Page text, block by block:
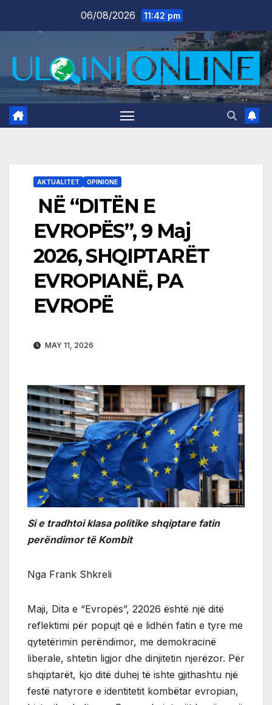
06/08/2026 11:42 pm
AKTUALITET OPINIONE
NË “DITËN E
EVROPËS”, 9 Maj
2026, SHQIPTARËT
EVROPIANË, PA
EVROPË
MAY 11, 2026
Si e tradhtoi klasa politike shqiptare fatin
perëndimor të Kombit
Nga Frank Shkreli
Maji, Dita e “Evropës”, 22026 është një ditë
reflektimi për popujt që e lidhën fatin e tyre me
qytetërimin perëndimor, me demokracinë
liberale, shtetin ligjor dhe dinjitetin njerëzor. Për
shqiptarët, kjo ditë duhej të ishte gjithashtu një
festë natyrore e identitetit kombëtar evropian,